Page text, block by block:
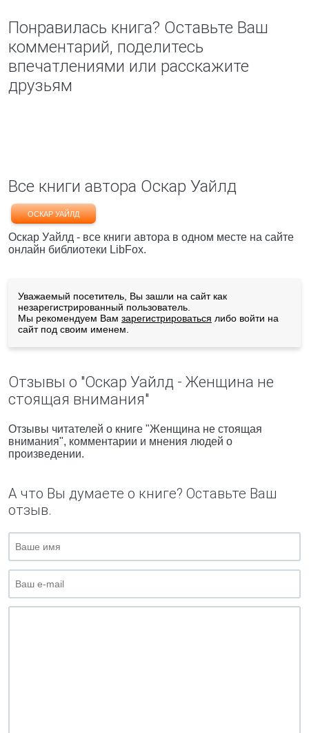
Понравилась книга? Оставьте Ваш
комментарий, поделитесь
впечатлениями или расскажите
друзьям
Все книги автора Оскар Уайлд
ОСКАР УАЙЛД
Оскар Уайлд - все книги автора в одном месте на сайте
онлайн библиотеки LibFox.
Уважаемый посетитель, Вы зашли на сайт как
незарегистрированный пользователь.
Мы рекомендуем Вам зарегистрироваться либо войти на
сайт под своим именем.
Отзывы о "Оскар Уайлд - Женщина не
стоящая внимания"
Отзывы читателей о книге "Женщина не стоящая
внимания", комментарии и мнения людей о
произведении.
А что Вы думаете о книге? Оставьте Ваш
отзыв.